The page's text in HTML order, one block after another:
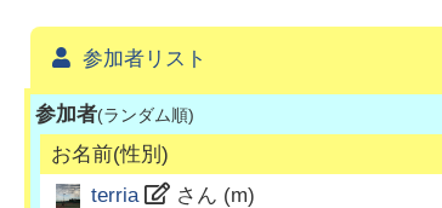
参加者リスト
参加者(ランダム順)
お名前(性別)
terria
さん (m)